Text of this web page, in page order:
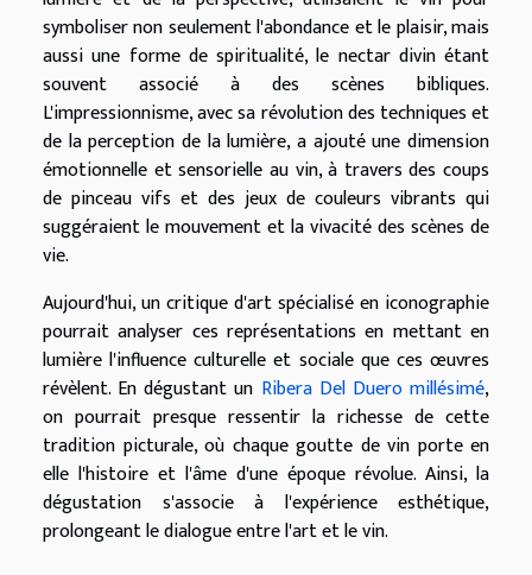
symboliser non seulement l'abondance et le plaisir, mais
aussi une forme de spiritualité, le nectar divin étant
souvent associé à des scènes bibliques.
L'impressionnisme, avec sa révolution des techniques et
de la perception de la lumière, a ajouté une dimension
émotionnelle et sensorielle au vin, à travers des coups
de pinceau vifs et des jeux de couleurs vibrants qui
suggéraient le mouvement et la vivacité des scènes de
vie.
Aujourd'hui, un critique d'art spécialisé en iconographie
pourrait analyser ces représentations en mettant en
lumière l'influence culturelle et sociale que ces œuvres
révèlent. En dégustant un Ribera Del Duero millésimé,
on pourrait presque ressentir la richesse de cette
tradition picturale, où chaque goutte de vin porte en
elle l'histoire et l'âme d'une époque révolue. Ainsi, la
dégustation s'associe à l'expérience esthétique,
prolongeant le dialogue entre l'art et le vin.